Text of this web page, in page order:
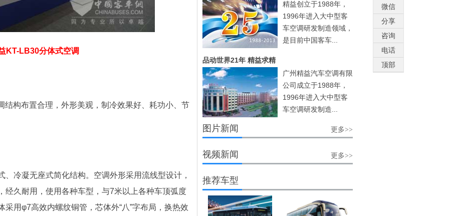
KT-LB30分体式空调
构布置合理，外形美观，制冷效果好、耗功小、节
冷凝无座式简化结构。空调外形采用流线型设计，
经久耐用，使用各种车型，与7米以上各种车顶弧度
用φ7高效内螺纹铜管，芯体外“八”字布局，换热效
精益创立于1988年，
1996年进入大中型客
车空调研发制造领域，
是目前中国客车...
品动世界21年 精益求精
广州精益汽车空调有限
公司成立于1988年，
1996年进入大中型客
车空调研发制造...
图片新闻 更多>>
视频新闻 更多>>
推荐车型
微信
分享
咨询
电话
顶部